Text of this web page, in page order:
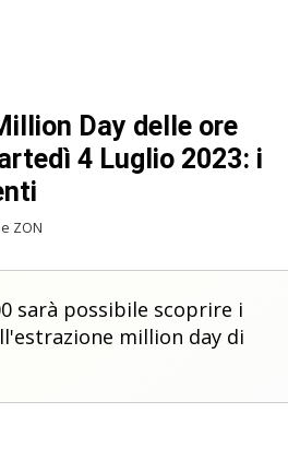
Day delle ore
4 Luglio 2023: i
ZON
sarà possibile scoprire i
million day di